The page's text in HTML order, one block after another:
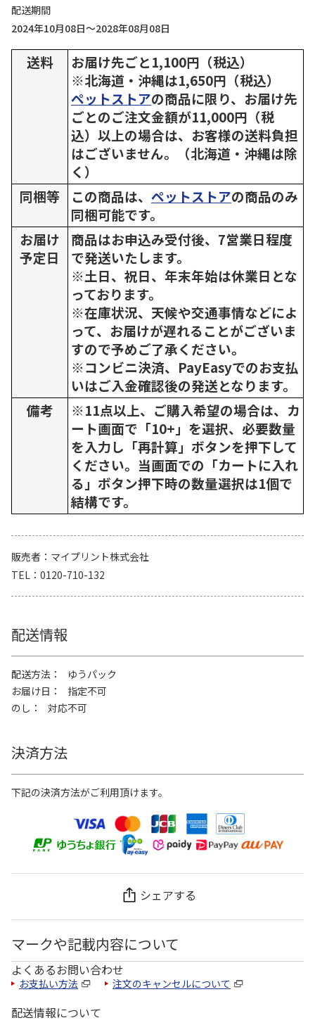
配送期間
2024年10月08日～2028年08月08日
送料
お届け先ごと1,100円（税込）
※北海道・沖縄は1,650円（税込）
ペットストアの商品に限り、お届け先
ごとのご注文金額が11,000円（税
込）以上の場合は、お客様の送料負担
はございません。（北海道・沖縄は除
く）
同梱等
この商品は、 ペットストアの商品のみ
同梱可能です。
お届け
予定日
商品はお申込み受付後、7営業日程度
で発送いたします。
※土日、祝日、年末年始は休業日とな
っております。
※在庫状況、天候や交通事情などによ
って、お届けが遅れることがございま
すので予めご了承ください。
※コンビニ決済、PayEasyでのお支払
いはご入金確認後の発送となります。
備考
※11点以上、ご購入希望の場合は、カ
ート画面で「10+」を選択、必要数量
を入力し「再計算」ボタンを押下して
ください。当画面での「カートに入れ
る」ボタン押下時の数量選択は1個で
結構です。
販売者
マイプリント株式会社
TEL
0120-710-132
配送情報
配送方法
ゆうパック
お届け日
指定不可
のし
対応不可
決済方法
下記の決済方法がご利用頂けます。
シェアする
マークや記載内容について
よくあるお問い合わせ
お支払い方法 注文のキャンセルについて
配送情報について